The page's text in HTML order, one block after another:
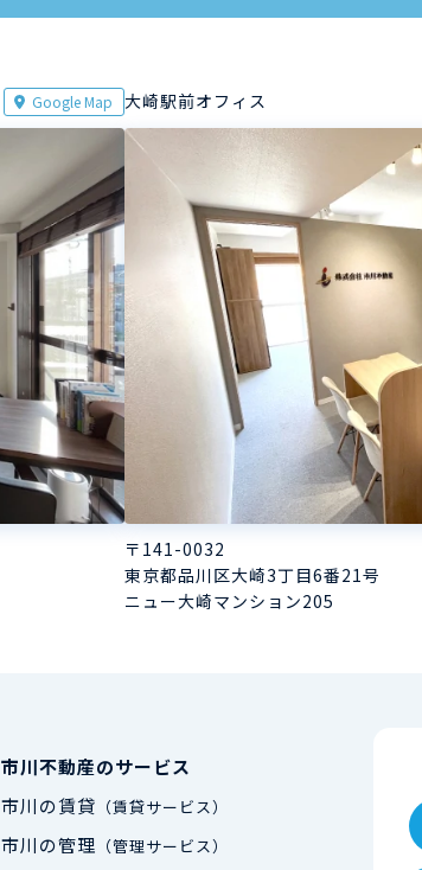
Google Map 大崎駅前オフィス
〒141-0032
東京都品川区大崎3丁目6番21号
ニュー大崎マンション205
市川不動産のサービス
市川の賃貸 （賃貸サービス）
市川の管理 （管理サービス）